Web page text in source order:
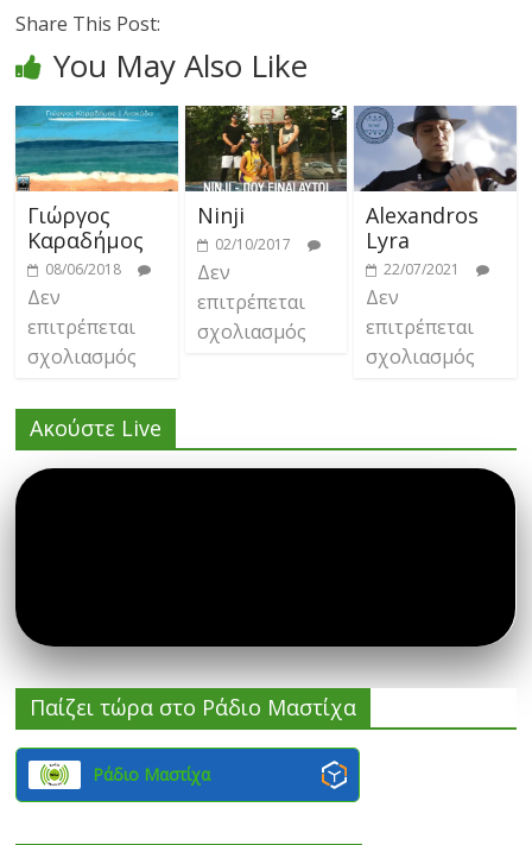
Share This Post:
You May Also Like
Γιώργος
Καραδήμος
08/06/2018
Δεν
επιτρέπεται
σχολιασμός
Ninji
02/10/2017
Δεν
επιτρέπεται
σχολιασμός
Alexandros
Lyra
22/07/2021
Δεν
επιτρέπεται
σχολιασμός
Ακούστε Live
Παίζει τώρα στο Ράδιο Μαστίχα
Ράδιο Μαστίχα